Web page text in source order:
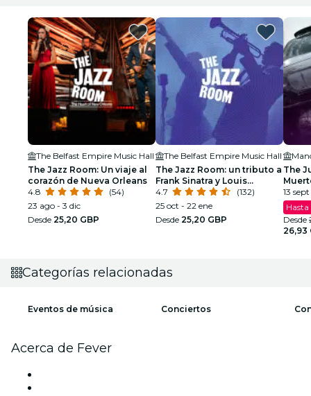
The Belfast Empire Music Hall
The Jazz Room: Un viaje al
corazón de Nueva Orleans
4.8
(54)
23 ago - 3 dic
Desde 25,20 GBP
The Belfast Empire Music Hall
The Jazz Room: un tributo a
Frank Sinatra y Louis
Armstrong
4.7
(132)
25 oct - 22 ene
Desde 25,20 GBP
The
13
Hasta
Desde
26,93
Categorías relacionadas
Eventos de música Conciertos
Acerca de Fever